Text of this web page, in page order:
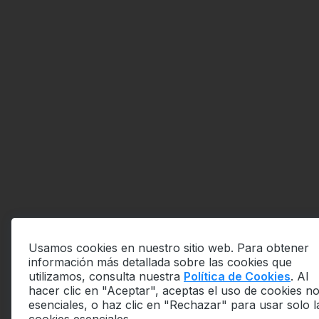
Usamos cookies en nuestro sitio web. Para obtener
información más detallada sobre las cookies que
utilizamos, consulta nuestra Política de Cookies. Al
hacer clic en "Aceptar", aceptas el uso de cookies no
esenciales, o haz clic en "Rechazar" para usar solo